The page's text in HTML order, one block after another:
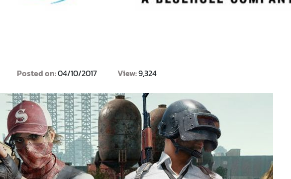
Posted on:04/10/2017 View:9,324